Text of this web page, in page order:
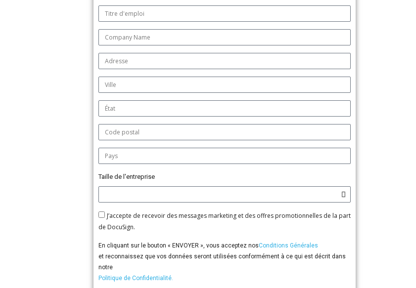
Taille de l'entreprise
J’accepte de recevoir des messages marketing et des offres promotionnelles de la part
de DocuSign.
En cliquant sur le bouton « ENVOYER », vous acceptez nosConditions Générales
et reconnaissez que vos données seront utilisées conformément à ce qui est décrit dans
notre
Politique de Confidentialité.